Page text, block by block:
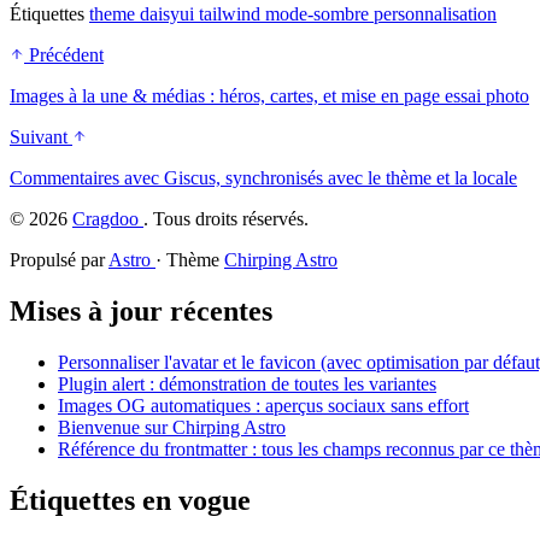
Étiquettes theme daisyui tailwind mode-sombre personnalisation
Précédent
Images à la une & médias : héros, cartes, et mise en page essai photo
Suivant
Commentaires avec Giscus, synchronisés avec le thème et la locale
© 2026 Cragdoo . Tous droits réservés.
Propulsé parAstro · Thème Chirping Astro
Mises à jour récentes
Personnaliser l'avatar et le favicon (avec optimisation par
Plugin alert : démonstration de toutes les variantes
Images OG automatiques : aperçus sociaux sans effort
Bienvenue sur Chirping Astro
Référence du frontmatter : tous les champs reconnus par ce
Étiquettes en vogue